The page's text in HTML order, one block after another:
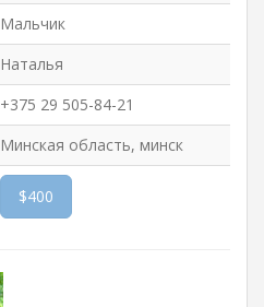
Мальчик
Наталья
+375 29 505-84-21
Минская область, минск
$400